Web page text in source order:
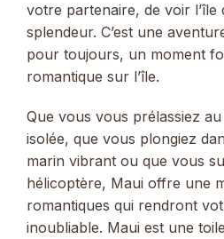
votre partenaire, de voir l’île
splendeur. C’est une
pour toujours, un moment
romantique sur l’île.
Que vous vous prélassiez
isolée, que vous plongiez
marin vibrant ou que vous
hélicoptère, Maui offre une
romantiques qui rendront
inoubliable. Maui est une